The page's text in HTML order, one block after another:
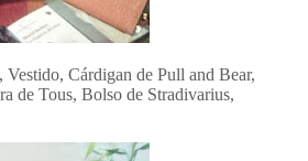
Cárdigan de Pull and Bear,
de Tous, Bolso de Stradivarius,